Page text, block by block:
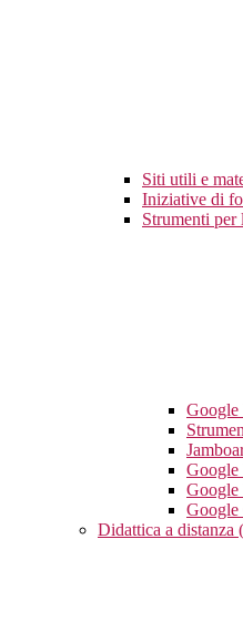
Siti utili e
Iniziative di
Strumenti per
Google
Google
Didattica a distanza